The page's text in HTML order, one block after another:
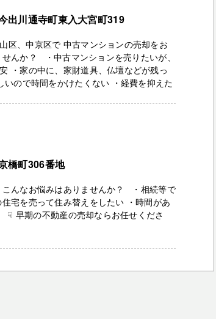
出川通寺町東入大宮町319
区、中京区で 中古マンションの売却をお
んか？ ・中古マンションを売りたいが、
・家の中に、家財道具、仏壇などが残っ
ので時間をかけたくない ・経費を抑えた
橋町306番地
んなお悩みはありませんか？ ・相続等で
宅を売って住み替えをしたい ・時間があ
早期の不動産の売却ならお任せくださ